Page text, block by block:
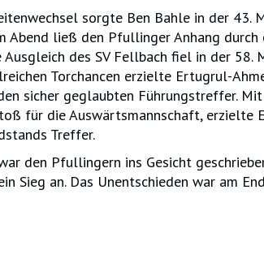
sorgte Ben Bahle in der 43.
Abend ließ den Pfullinger Anhang
Ausgleich des SV Fellbach fiel in der 58.
Torchancen erzielte Ertugrul-
sicher geglaubten Führungstreffer.
für die Auswärtsmannschaft, erzielte
Treffer.
den Pfullingern ins Gesicht
Sieg an. Das Unentschieden war am